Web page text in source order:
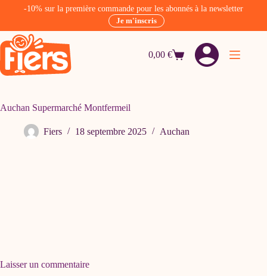
-10% sur la première commande pour les abonnés à la newsletter
Je m'inscris
Passer
au
contenu
Panier
0,00€
Auchan Supermarché Montfermeil
Fiers 18 septembre 2025 Auchan
Laisser un commentaire